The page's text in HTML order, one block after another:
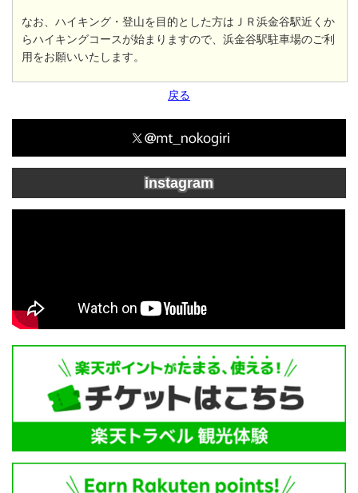
なお、ハイキング・登山を目的とした方はＪＲ浜金谷駅近くか
らハイキングコースが始まりますので、浜金谷駅駐車場のご利
用をお願いいたします。
戻る
instagram